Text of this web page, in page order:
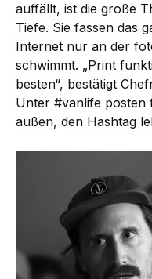
auffällt, ist die große
Tiefe. Sie fassen das
Internet nur an der
schwimmt. „Print
besten“, bestätigt
Unter #vanlife posten
außen, den Hashtag